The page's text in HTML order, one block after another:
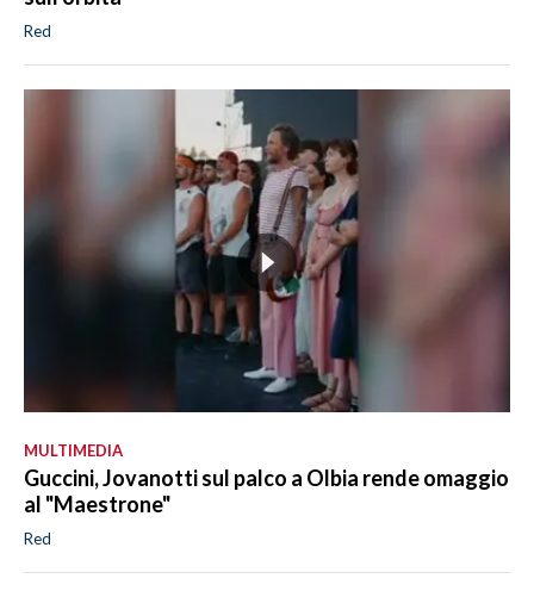
Red
MULTIMEDIA
Guccini, Jovanotti sul palco a Olbia rende omaggio
al "Maestrone"
Red